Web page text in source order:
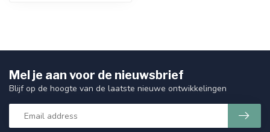
Mel je aan voor de nieuwsbrief
Blijf op de hoogte van de laatste nieuwe ontwikkelingen